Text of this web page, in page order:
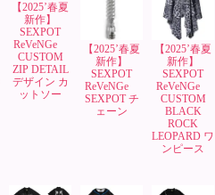
【2025’春夏
新作】
SEXPOT
ReVeNGe
CUSTOM
ZIP DETAIL
デザイン カ
ットソー
【2025’春夏
新作】
SEXPOT
ReVeNGe
SEXPOT チ
ェーン
【2025’春夏
新作】
SEXPOT
ReVeNGe
CUSTOM
BLACK
ROCK
LEOPARD ワ
ンピース